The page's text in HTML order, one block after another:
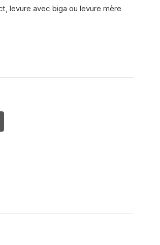
levure avec biga ou levure mère